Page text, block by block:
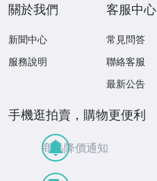
關於我們
新聞中心
服務說明
客服中心
常見問答
聯絡客服
最新公告
手機逛拍賣，購物更便利
商品降價通知